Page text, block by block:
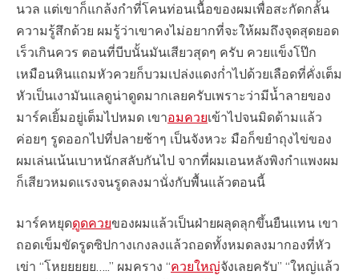
นวล แต่เขาก็แกล้งกำที่โคนท่อนเนื้อของผมเพื่อสะกัดกลั้น
ความรู้สึกด้วย ผมรู้ว่าเขาคงไม่อยากที่จะให้ผมถึงจุดสุดยอด
เร็วเกินควร ตอนที่บีบนั้นมันเสียวสุดๆ ครับ ควยแข็งโป๊ก
เหมือนหินแถมหัวควยก็บวมเปล่งแดงก่ำไปด้วยเลือดที่คั่งเต็ม
หัวเป็นเงามันแลดูน่าดูดมากเลยครับเพราะว่ามีน้ำลายของ
มาร์คเยิ้มอยู่เต็มไปหมด เขาอมควยเข้าไปจนมิดด้ามแล้ว
ค่อยๆ รูดออกไปที่ปลายช้าๆ เป็นจังหวะ มือก็ขยำถุงไข่ของ
ผมเล่นเน้นเบาหนักสลับกันไป จากที่ผมเอนหลังพิงกำแพงผม
ก็เสียวหมดแรงจนรูดลงมานั่งกับพื้นแล้วตอนนี้
มาร์คหยุดดูดควยของผมแล้วเป็นฝ่ายผลุดลุกขึ้นยืนแทน เขา
ถอดเข็มขัดรูดซิปกางเกงลงแล้วถอดทั้งหมดลงมากองที่หัว
เข่า “โหยยยยย…..” ผมคราง “ควยใหญ่จังเลยครับ” “ใหญ่แล้ว